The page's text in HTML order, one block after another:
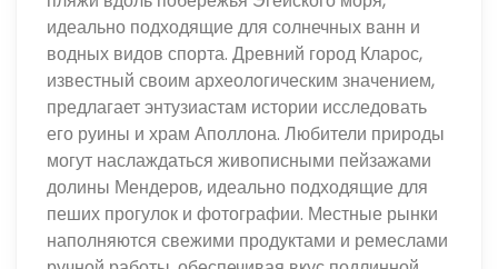
идеально подходящие для солнечных ванн и
водных видов спорта. Древний город Кларос,
известный своим археологическим значением,
предлагает энтузиастам истории исследовать
его руины и храм Аполлона. Любители природы
могут наслаждаться живописными пейзажами
долины Мендеров, идеально подходящие для
пеших прогулок и фотографии. Местные рынки
наполняются свежими продуктами и ремеслами